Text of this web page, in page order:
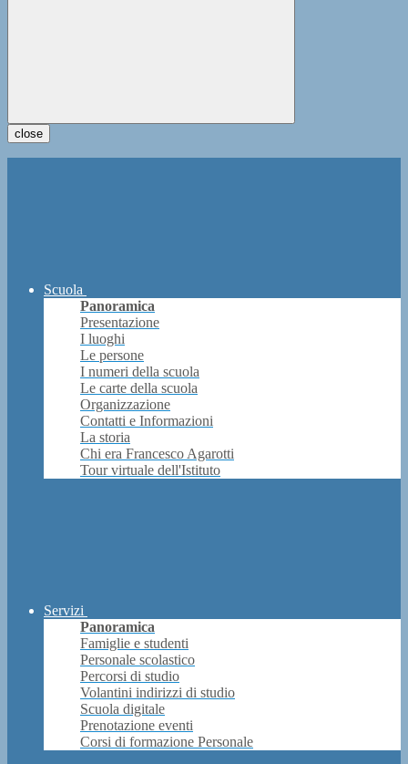
close
Scuola
Panoramica
Presentazione
I luoghi
Le persone
I numeri della scuola
Le carte della scuola
Organizzazione
Contatti e Informazioni
La storia
Chi era Francesco Agarotti
Tour virtuale dell'Istituto
Servizi
Panoramica
Famiglie e studenti
Personale scolastico
Percorsi di studio
Volantini indirizzi di studio
Scuola digitale
Prenotazione eventi
Corsi di formazione Personale